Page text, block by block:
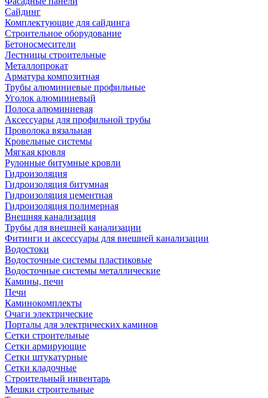
Сайдинг
Комплектующие для сайдинга
Строительное оборудование
Бетоносмесители
Лестницы строительные
Металлопрокат
Арматура композитная
Трубы алюминиевые профильные
Уголок алюминиевый
Полоса алюминиевая
Аксессуары для профильной трубы
Проволока вязальная
Кровельные системы
Мягкая кровля
Рулонные битумные кровли
Гидроизоляция
Гидроизоляция битумная
Гидроизоляция цементная
Гидроизоляция полимерная
Внешняя канализация
Трубы для внешней канализации
Фитинги и аксессуары для внешней канализации
Водостоки
Водосточные системы пластиковые
Водосточные системы металлические
Камины, печи
Печи
Каминокомплекты
Очаги электрические
Порталы для электрических каминов
Сетки строительные
Сетки армирующие
Сетки штукатурные
Сетки кладочные
Строительный инвентарь
Мешки строительные